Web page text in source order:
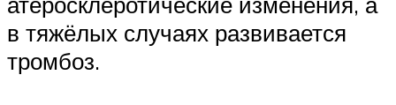
в тяжёлых случаях развивается
тромбоз.